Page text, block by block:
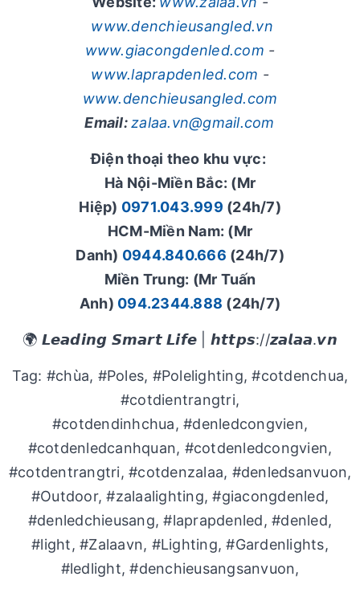
www.denchieusangled.vn
www.giacongdenled.com -
www.laprapdenled.com -
www.denchieusangled.com
Email:zalaa.vn@gmail.com
Điện thoại theo khu vực:
Hà Nội-Miền Bắc: (Mr
Hiệp) 0971.043.999 (24h/7)
HCM-Miền Nam: (Mr
Danh) 0944.840.666 (24h/7)
Miền Trung: (Mr Tuấn
Anh) 094.2344.888 (24h/7)
🌍 𝙇𝙚𝙖𝙙𝙞𝙣𝙜 𝙎𝙢𝙖𝙧𝙩 𝙇𝙞𝙛𝙚 | 𝙝𝙩𝙩𝙥𝙨://𝙯𝙖𝙡𝙖𝙖.𝙫𝙣
Tag: #chùa, #Poles, #Polelighting, #cotdenchua,
#cotdientrangtri,
#cotdendinhchua, #denledcongvien,
#cotdenledcanhquan, #cotdenledcongvien,
#cotdentrangtri, #cotdenzalaa, #denledsanvuon,
#Outdoor, #zalaalighting, #giacongdenled,
#denledchieusang, #laprapdenled, #denled,
#light, #Zalaavn, #Lighting, #Gardenlights,
#ledlight, #denchieusangsanvuon,